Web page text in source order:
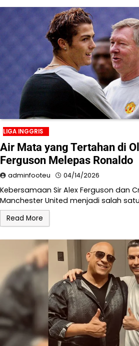
LIGA INGGRIS
Air Mata yang Tertahan di
Ferguson Melepas Ronaldo
adminfooteu 04/14/2026
Kebersamaan Sir Alex Ferguson dan
Manchester United menjadi salah
Read More